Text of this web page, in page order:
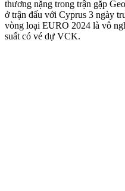
thương nặng trong trận gặp
ở trận đấu với Cyprus 3 ngày
vòng loại EURO 2024 là vô
suất có vé dự VCK.